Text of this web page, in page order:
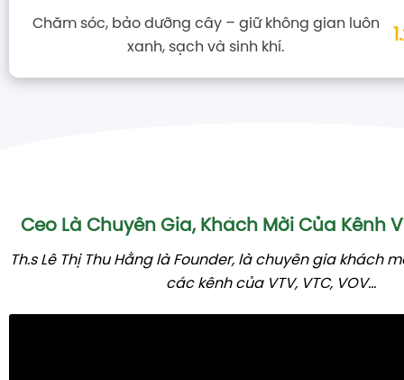
Chăm sóc, bảo dưỡng cây – giữ không gian luôn
xanh, sạch và sinh khí.
Ceo Là Chuyên Gia, Khách Mời Của Kênh
Th.s Lê Thị Thu Hằng là Founder, là chuyên gia khách
các kênh của VTV, VTC, VOV...